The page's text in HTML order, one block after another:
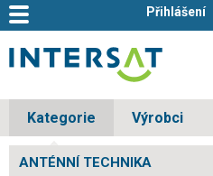
Přihlášení
Kategorie Výrobci
ANTÉNNÍ TECHNIKA